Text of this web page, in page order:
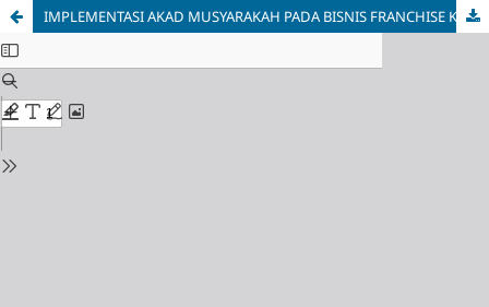
IMPLEMENTASI AKAD MUSYARAKAH PADA BISNIS FRANCHISE KOPI JANJI JIWA DI FOOD COURT “HAURGEULIS PUNYA CERITA”